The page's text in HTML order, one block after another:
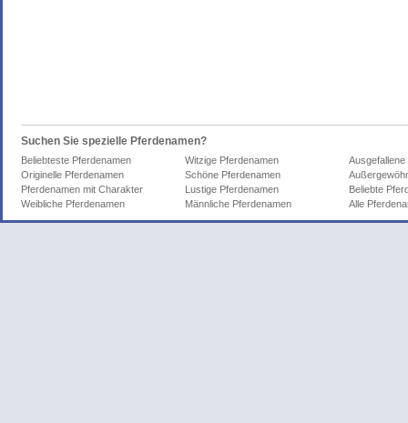
Suchen Sie spezielle Pferdenamen?
Beliebteste Pferdenamen Witzige Pferdenamen
Originelle Pferdenamen
Schöne Pferdenamen
Pferdenamen mit Charakter
Lustige Pferdenamen
Beliebte
Weibliche Pferdenamen
Männliche Pferdenamen Alle